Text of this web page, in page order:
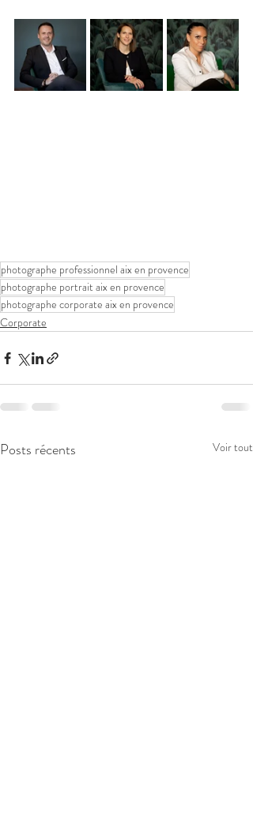
photographe professionnel aix en provence
photographe portrait aix en provence
photographe corporate aix en provence
Corporate
Posts récents Voir tout